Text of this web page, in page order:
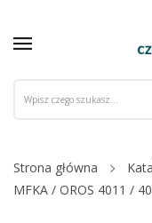
Strona główna
MFKA / OROS 4011 /